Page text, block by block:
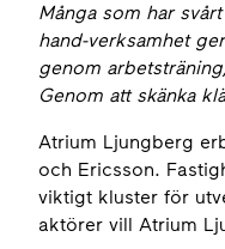
Många som har
hand-verksamhet
genom
Genom att skänka
Atrium Ljungberg
och Ericsson.
viktigt kluster för
aktörer vill Atrium